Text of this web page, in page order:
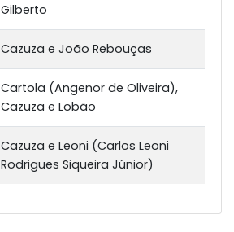
Gilberto
Cazuza e João Rebouças
Cartola (Angenor de Oliveira),
Cazuza e Lobão
Cazuza e Leoni (Carlos Leoni
Rodrigues Siqueira Júnior)